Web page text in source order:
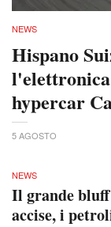
NEWS
Hispano
hypercar
5 AGOSTO
NEWS
Il grande
accise, i